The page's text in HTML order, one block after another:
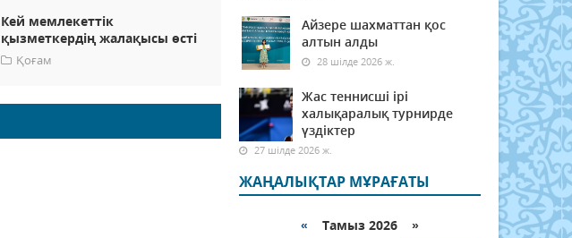
Кей мемлекеттік
қызметкердің жалақысы өсті
Қоғам
Айзере шахматтан қос
алтын алды
28 шілде 2026 ж.
Жас теннисші ірі
халықаралық турнирде
үздіктер
27 шілде 2026 ж.
ЖАҢАЛЫҚТАР МҰРАҒАТЫ
« Тамыз 2026 »